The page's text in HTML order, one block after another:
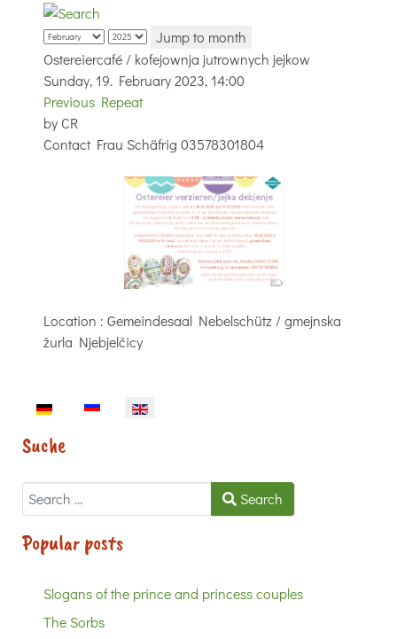
Jump to month
Ostereiercafé / kofejownja jutrownych jejkow
Sunday, 19. February 2023, 14:00
Previous Repeat
by CR
Contact Frau Schäfrig 03578301804
Location : Gemeindesaal Nebelschütz / gmejnska
žurla Njebjelčicy
Select your language
Suche
Search Search
Popular posts
Slogans of the prince and princess couples
The Sorbs